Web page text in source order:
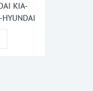
KIA-